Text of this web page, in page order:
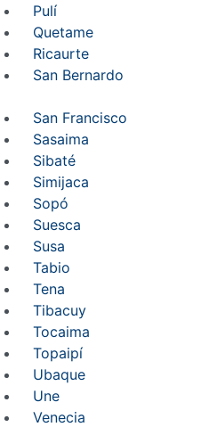
Pulí
Quetame
Ricaurte
San Bernardo
San Francisco
Sasaima
Sibaté
Simijaca
Sopó
Suesca
Susa
Tabio
Tena
Tibacuy
Tocaima
Topaipí
Ubaque
Une
Venecia